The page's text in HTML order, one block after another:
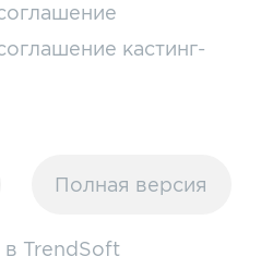
кастинг-
Полная версия
в TrendSoft